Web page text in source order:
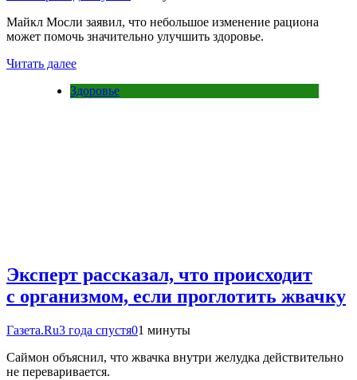
Майкл Мосли заявил, что небольшое изменение рациона
может помочь значительно улучшить здоровье.
Читать далее
Здоровье
Эксперт рассказал, что происходит
с организмом, если проглотить жвачку
Газета.Ru3 года спустя01 минуты
Саймон объяснил, что жвачка внутри желудка действительно
не переваривается.